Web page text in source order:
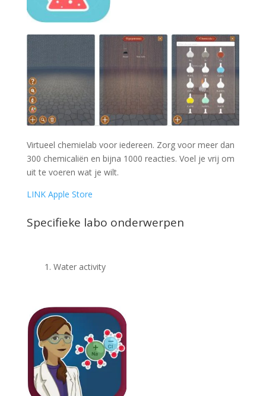
Virtueel chemielab voor iedereen. Zorg voor meer dan
300 chemicaliën en bijna 1000 reacties. Voel je vrij om
uit te voeren wat je wilt.
LINK Apple Store
Specifieke labo onderwerpen
Water activity